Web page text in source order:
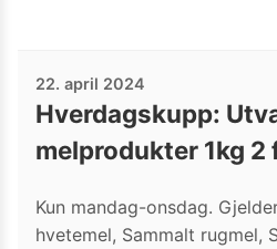
22. april 2024
Hverdagskupp:
melprodukter 1kg 2
Kun mandag-onsdag.
hvetemel, Sammalt rugmel,